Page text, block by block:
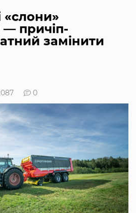
«слони»
— причіп-
замінити
0